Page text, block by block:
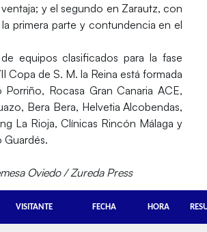
y el segundo en Zarautz, con
primera parte y contundencia en el
equipos clasificados para la fase
Copa de S. M. la Reina está formada
Rocasa Gran Canaria ACE,
Bera Bera, Helvetia Alcobendas,
La Rioja, Clínicas Rincón Málaga y
Guardés.
Oviedo / Zureda Press
VISITANTE FECHA HORA